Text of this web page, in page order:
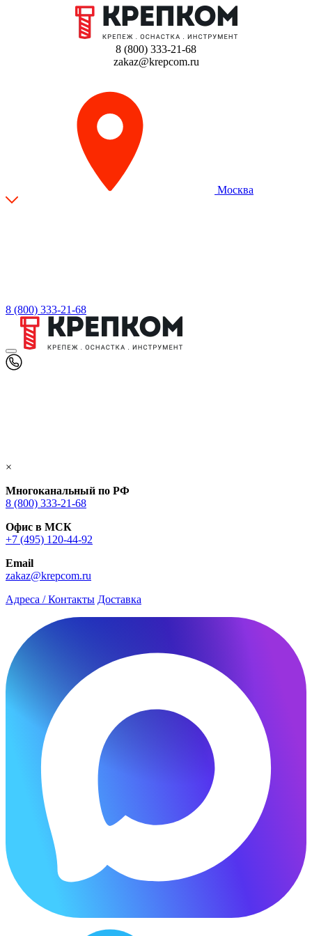
8 (800) 333-21-68
zakaz@krepcom.ru
Москва
8 (800) 333-21-68
×
Многоканальный по РФ
8 (800) 333‑21-68
Офис в МСК
+7 (495) 120-44-92
Email
zakaz@krepcom.ru
Адреса / Контакты Доставка